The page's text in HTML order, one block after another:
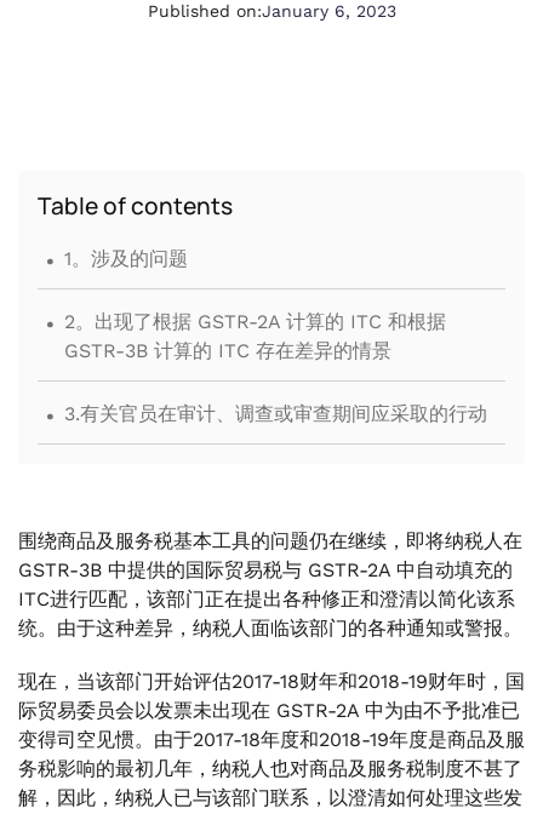
Published on:January 6, 2023
Table of contents
. 1。涉及的问题
. 2。出现了根据 GSTR-2A 计算的 ITC 和根据
GSTR-3B 计算的 ITC 存在差异的情景
. 3.有关官员在审计、调查或审查期间应采取的行动
围绕商品及服务税基本工具的问题仍在继续，即将纳税人在
GSTR-3B 中提供的国际贸易税与 GSTR-2A 中自动填充的
ITC进行匹配，该部门正在提出各种修正和澄清以简化该系
统。由于这种差异，纳税人面临该部门的各种通知或警报。
现在，当该部门开始评估2017-18财年和2018-19财年时，国
际贸易委员会以发票未出现在 GSTR-2A 中为由不予批准已
变得司空见惯。由于2017-18年度和2018-19年度是商品及服
务税影响的最初几年，纳税人也对商品及服务税制度不甚了
解，因此，纳税人已与该部门联系，以澄清如何处理这些发